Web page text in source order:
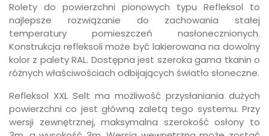
Rolety do powierzchni pionowych typu Refleksol to
najlepsze rozwiązanie do zachowania stałej
temperatury pomieszczeń nasłonecznionych.
Konstrukcja refleksoli może być lakierowana na dowolny
kolor z palety RAL. Dostępna jest szeroka gama tkanin o
różnych właściwościach odbijających światło słoneczne.
Refleksol XXL Selt ma możliwość przysłaniania dużych
powierzchni co jest główną zaletą tego systemu. Przy
wersji zewnętrznej, maksymalna szerokość osłony to